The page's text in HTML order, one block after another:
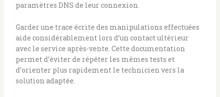
paramètres DNS de leur connexion.
Garder une trace écrite des manipulations effectuées
aide considérablement lors d’un contact ultérieur
avec le service après-vente. Cette documentation
permet d’éviter de répéter les mêmes tests et
d’orienter plus rapidement le technicien vers la
solution adaptée.